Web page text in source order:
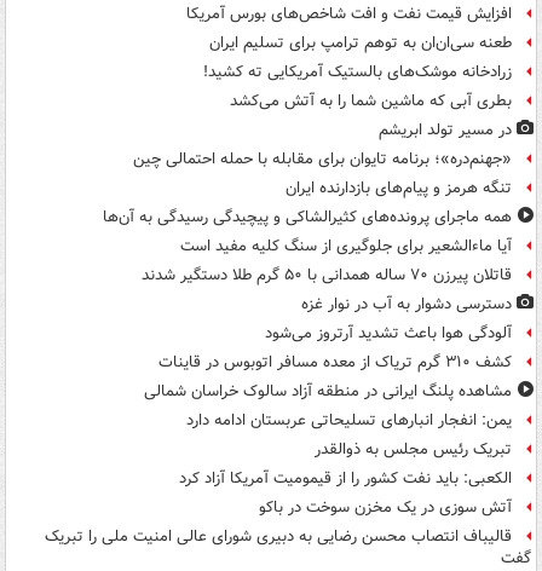
افزایش قیمت نفت و افت شاخص‌های بورس آمریکا
طعنه سی‌ان‌ان به توهم ترامپ برای تسلیم ایران
زرادخانه موشک‌های بالستیک آمریکایی ته کشید!
بطری آبی که ماشین شما را به آتش می‌کشد
در مسیر تولد ابریشم
«جهنم‌دره»؛ برنامه تایوان برای مقابله با حمله احتمالی چین
تنگه هرمز و پیام‌های بازدارنده ایران
همه ماجرای پرونده‌های کثیرالشاکی و پیچیدگی رسیدگی به آن‌ها
آیا ماءالشعیر برای جلوگیری از سنگ کلیه مفید است
قاتلان پیرزن ۷۰ ساله همدانی با ۵۰ گرم طلا دستگیر شدند
دسترسی دشوار به آب در نوار غزه
آلودگی هوا باعث تشدید آرتروز می‌شود
کشف ۳۱۰ گرم تریاک از معده مسافر اتوبوس در قاینات
مشاهده پلنگ ایرانی در منطقه آزاد سالوک خراسان شمالی
یمن: انفجار انبارهای تسلیحاتی عربستان ادامه دارد
تبریک رئیس مجلس به ذوالقدر
الکعبی: باید نفت کشور را از قیمومیت آمریکا آزاد کرد
آتش سوزی در یک مخزن سوخت در باکو
قالیباف انتصاب محسن رضایی به دبیری شورای عالی امنیت ملی را تبریک
گفت